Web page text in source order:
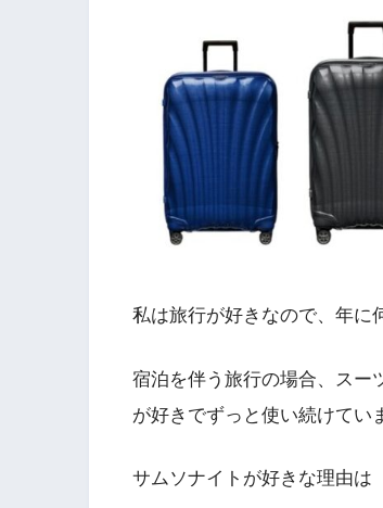
私は旅行が好きなので、年に
宿泊を伴う旅行の場合、スー
が好きでずっと使い続けてい
サムソナイトが好きな理由は